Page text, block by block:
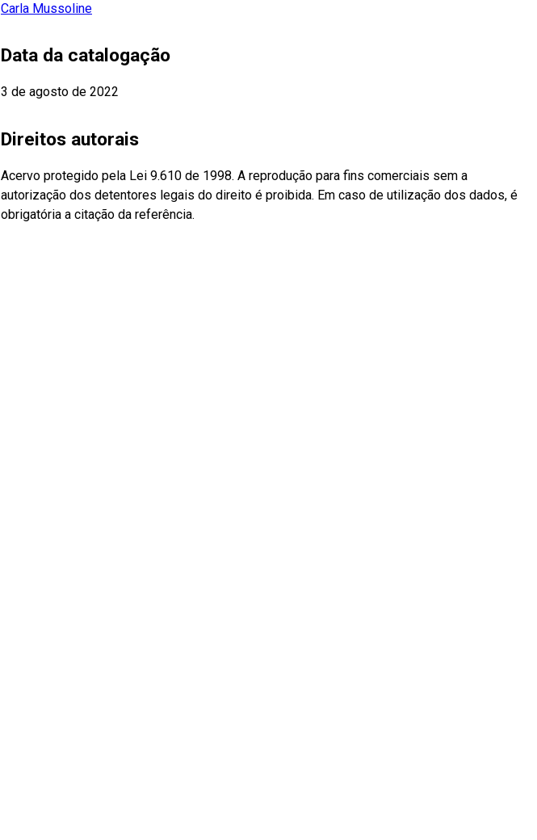
Carla Mussoline
Data da catalogação
3 de agosto de 2022
Direitos autorais
Acervo protegido pela Lei 9.610 de 1998. A reprodução para fins comerciais sem a
autorização dos detentores legais do direito é proibida. Em caso de utilização dos dados, é
obrigatória a citação da referência.